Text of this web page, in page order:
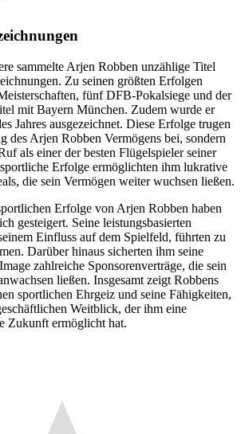
sammelte Arjen Robben unzählige Titel
Zu seinen größten Erfolgen
fünf DFB-Pokalsiege und der
mit Bayern München. Zudem wurde er
Jahres ausgezeichnet. Diese Erfolge trugen
des Arjen Robben Vermögens bei, sondern
als einer der besten Flügelspieler seiner
Erfolge ermöglichten ihm lukrative
die sein Vermögen weiter wuchsen ließen.
Erfolge von Arjen Robben haben
gesteigert. Seine leistungsbasierten
Einfluss auf dem Spielfeld, führten zu
Darüber hinaus sicherten ihm seine
zahlreiche Sponsorenverträge, die sein
ließen. Insgesamt zeigt Robbens
sportlichen Ehrgeiz und seine Fähigkeiten,
Weitblick, der ihm eine
Zukunft ermöglicht hat.